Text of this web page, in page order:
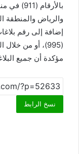
إضافة إلى رقم
(995)، أو من خلال البريد الإلكتروني (
مؤكدة أن جميع
نسخ الرابط